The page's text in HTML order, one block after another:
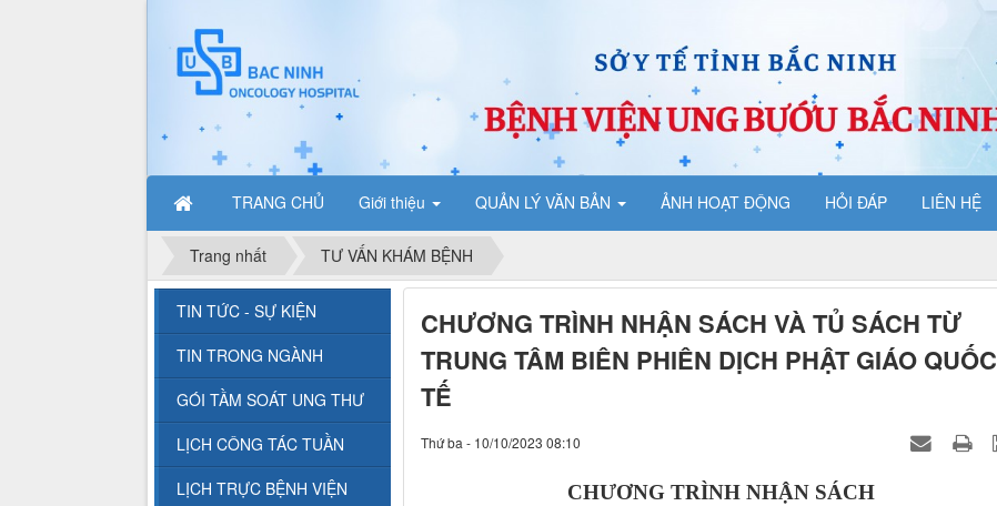
TRANG CHỦ Giới thiệu QUẢN LÝ VĂN BẢN ẢNH HOẠT ĐỘNG HỎI ĐÁP LIÊN HỆ
Trang nhất TƯ VẤN KHÁM BỆNH
CHƯƠNG TRÌNH NHẬN SÁCH VÀ TỦ SÁCH TỪ
TRUNG TÂM BIÊN PHIÊN DỊCH PHẬT GIÁO QUỐC
TẾ
Thứ ba - 10/10/2023 08:10
CHƯƠNG TRÌNH NHẬN SÁCH
TIN TỨC - SỰ KIỆN
TIN TRONG NGÀNH
GÓI TẦM SOÁT UNG THƯ
LỊCH CÔNG TÁC TUẦN
LỊCH TRỰC BỆNH VIỆN